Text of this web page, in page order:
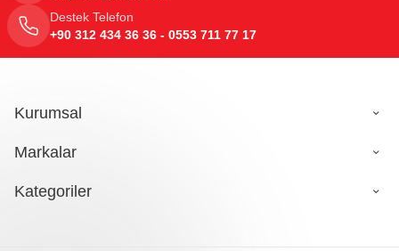
Destek Telefon
+90 312 434 36 36 - 0553 711 77 17
Kurumsal
Markalar
Kategoriler